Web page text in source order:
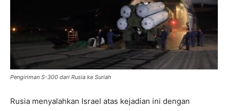
Pengiriman S-300 dari Rusia ke Suriah
Rusia menyalahkan Israel atas kejadian ini dengan